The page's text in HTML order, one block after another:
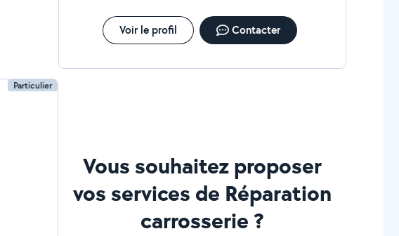
Voir le profil Contacter
Particulier
Vous souhaitez proposer
vos services de Réparation
carrosserie ?